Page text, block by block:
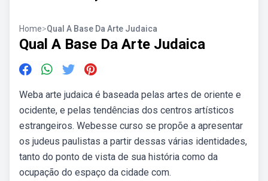
Home>Qual A Base Da Arte Judaica
Qual A Base Da Arte Judaica
Weba arte judaica é baseada pelas artes de oriente e
ocidente, e pelas tendências dos centros artísticos
estrangeiros. Webesse curso se propõe a apresentar
os judeus paulistas a partir dessas várias identidades,
tanto do ponto de vista de sua história como da
ocupação do espaço da cidade com.